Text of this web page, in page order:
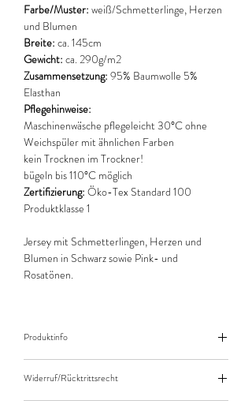
Farbe/Muster: weiß/Schmetterlinge, Herzen
und Blumen
Breite: ca. 145cm
Gewicht: ca. 290g/m2
Zusammensetzung: 95% Baumwolle 5%
Elasthan
Pflegehinweise:
Maschinenwäsche pflegeleicht 30°C ohne
Weichspüler mit ähnlichen Farben
kein Trocknen im Trockner!
bügeln bis 110°C möglich
Zertifizierung: Öko-Tex Standard 100
Produktklasse 1
Jersey mit Schmetterlingen, Herzen und
Blumen in Schwarz sowie Pink- und
Rosatönen.
Produktinfo
10cm (0,1m) Länge des Stoffes.
Bei einer Bestellung von zB. 50cm (0,5m)
Widerruf/Rücktrittsrecht